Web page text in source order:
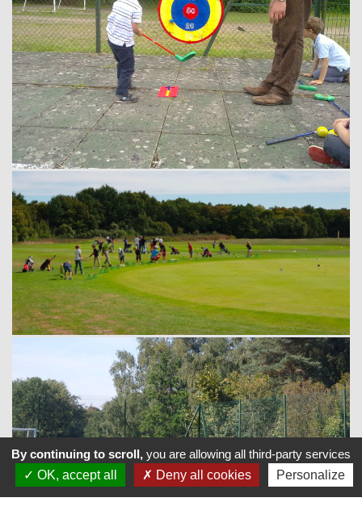
By continuing to scroll, you are allowing all third-party services
OK, accept all
Deny all cookies Personalize